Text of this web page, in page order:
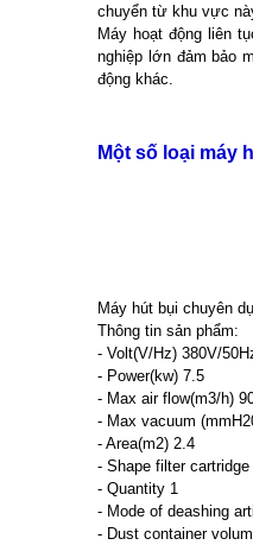
chuyển từ khu vực
Máy hoạt động liên
nghiệp lớn đảm bảo
động khác.
Một số loại máy
Máy hút bụi chuyên
Thông tin sản phẩm:
- Volt(V/Hz) 380V/
- Power(kw) 7.5
- Max air flow(m3/h)
- Max vacuum
- Area(m2) 2.4
- Shape filter cartridge
- Quantity 1
- Mode of deashing
- Dust container